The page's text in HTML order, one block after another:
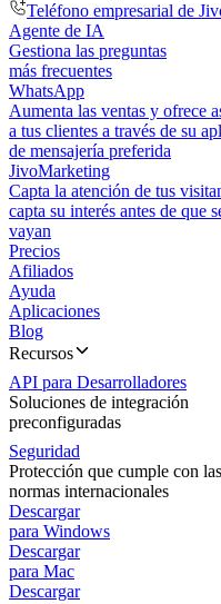
Teléfono empresarial de
Agente de IA
Gestiona las preguntas
más frecuentes
WhatsApp
Aumenta las ventas y ofrece
a tus clientes a través de su
de mensajería preferida
JivoMarketing
Capta la atención de tus
capta su interés antes de que
vayan
Precios
Afiliados
Ayuda
Aplicaciones
Blog
Recursos
API para Desarrolladores
Soluciones de integración
preconfiguradas
Seguridad
Protección que cumple con las
normas internacionales
Descargar
para Windows
Descargar
para Mac
Descargar